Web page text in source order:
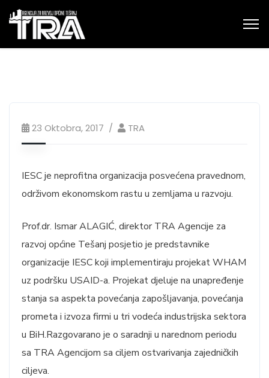
23 Oktobra, 2017 TRA
IESC je neprofitna organizacija posvećena pravednom,
održivom ekonomskom rastu u zemljama u razvoju.
Prof.dr. Ismar ALAGIĆ, direktor TRA Agencije za
razvoj općine Tešanj posjetio je predstavnike
organizacije IESC koji implementiraju projekat WHAM
uz podršku USAID-a. Projekat djeluje na unapređenje
stanja sa aspekta povećanja zapošljavanja, povećanja
prometa i izvoza firmi u tri vodeća industrijska sektora
u BiH.Razgovarano je o saradnji u narednom periodu
sa TRA Agencijom sa ciljem ostvarivanja zajedničkih
ciljeva.